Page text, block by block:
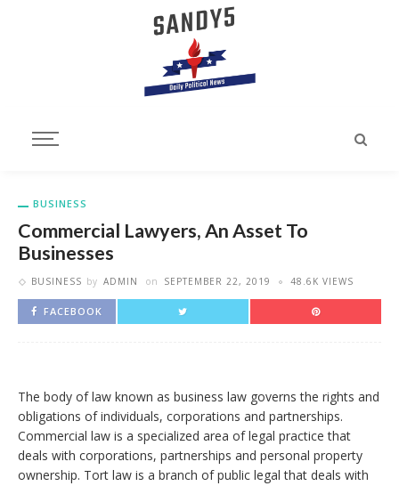
BUSINESS
Commercial Lawyers, An Asset To
Businesses
BUSINESS by ADMIN on SEPTEMBER 22, 2019 48.6K VIEWS
FACEBOOK
The body of law known as business law governs the rights and
obligations of individuals, corporations and partnerships.
Commercial law is a specialized area of legal practice that
deals with corporations, partnerships and personal property
ownership. Tort law is a branch of public legal that deals with